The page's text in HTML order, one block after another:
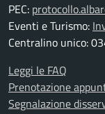
PEC:
Eventi e Turismo:
Centralino unico:
Leggi le FAQ
Prenotazione
Segnalazione